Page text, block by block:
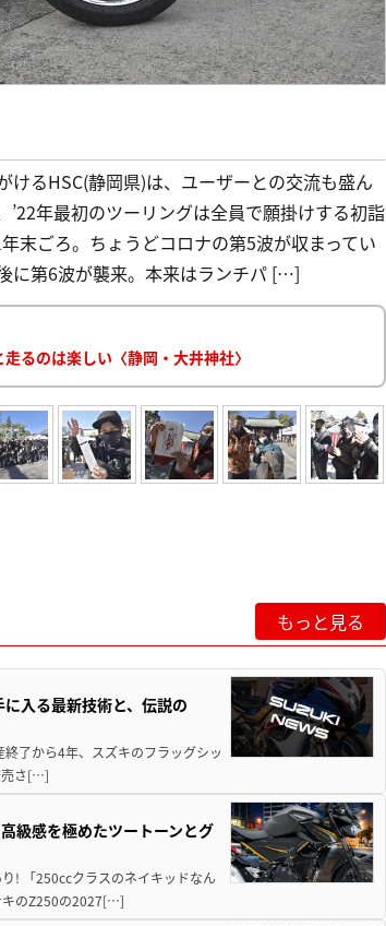
るHSC(静岡県)は、ユーザーとの交流も盛ん
年最初のツーリングは全員で願掛けする初詣
末ごろ。ちょうどコロナの第5波が収まってい
に第6波が襲来。本来はランチパ […]
るのは楽しい〈静岡・大井神社〉
もっと見る
入る最新技術と、伝説の
了から4年、スズキのフラッグシッ
売さ[…]
級感を極めたツートーンとグ
! 「250ccクラスのネイキッドなん
キのZ250の2027[…]